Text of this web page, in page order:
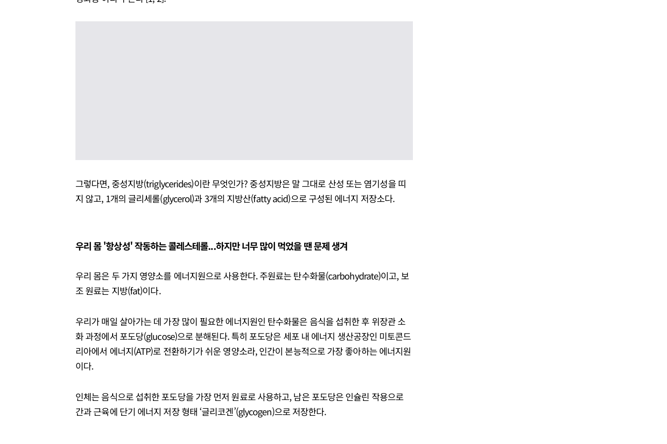
그렇다면, 중성지방(triglycerides)이란 무엇인가? 중성지방은 말 그대로 산성 또는 염기성을 띠
지 않고, 1개의 글리세롤(glycerol)과 3개의 지방산(fatty acid)으로 구성된 에너지 저장소다.
우리 몸 '항상성' 작동하는 콜레스테롤...하지만 너무 많이 먹었을 땐 문제 생겨
우리 몸은 두 가지 영양소를 에너지원으로 사용한다. 주원료는 탄수화물(carbohydrate)이고, 보
조 원료는 지방(fat)이다.
우리가 매일 살아가는 데 가장 많이 필요한 에너지원인 탄수화물은 음식을 섭취한 후 위장관 소
화 과정에서 포도당(glucose)으로 분해된다. 특히 포도당은 세포 내 에너지 생산공장인 미토콘드
리아에서 에너지(ATP)로 전환하기가 쉬운 영양소라, 인간이 본능적으로 가장 좋아하는 에너지원
이다.
인체는 음식으로 섭취한 포도당을 가장 먼저 원료로 사용하고, 남은 포도당은 인슐린 작용으로
간과 근육에 단기 에너지 저장 형태 ‘글리코겐’(glycogen)으로 저장한다.